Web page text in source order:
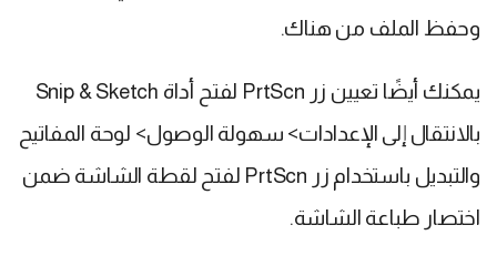
وحفظ الملف من هناك.
يمكنك أيضًا تعيين زر PrtScn لفتح أداة Snip & Sketch
بالانتقال إلى الإعدادات> سهولة الوصول> لوحة المفاتيح
والتبديل باستخدام زر PrtScn لفتح لقطة الشاشة ضمن
اختصار طباعة الشاشة.